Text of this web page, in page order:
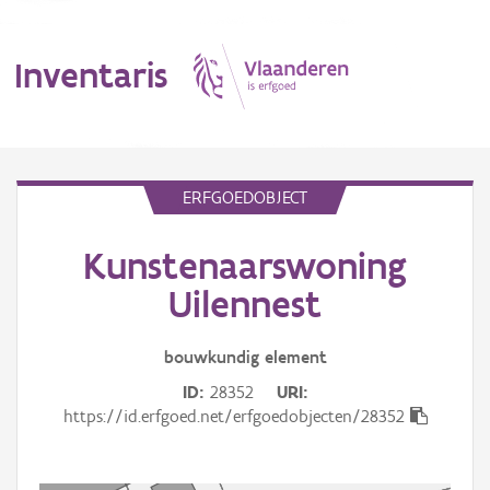
Inventaris
Erfgoedobject
ERFGOEDOBJECT
Kunstenaarswoning
Uilennest
bouwkundig element
ID 28352
URI
https://id.erfgoed.net/erfgoedobjecten/28352